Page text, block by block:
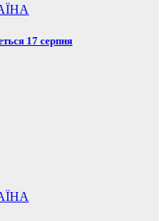
17 серпня